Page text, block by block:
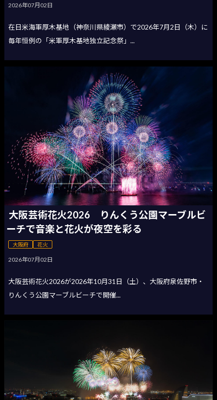
2026年07月02日
在日米海軍厚木基地（神奈川県綾瀬市）で2026年7月2日（木）に
毎年恒例の「米軍厚木基地独立記念祭」...
大阪芸術花火2026 りんくう公園マーブルビ
ーチで音楽と花火が夜空を彩る
大阪府 花火
2026年07月02日
大阪芸術花火2026が2026年10月31日（土）、大阪府泉佐野市・
りんくう公園マーブルビーチで開催...